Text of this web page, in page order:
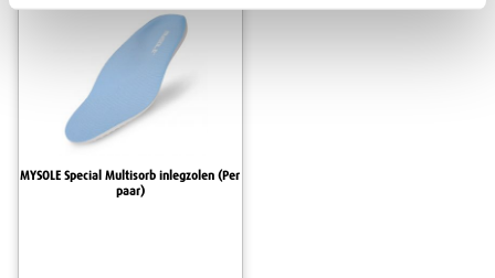
MYSOLE Special Multisorb inlegzolen (Per
paar)